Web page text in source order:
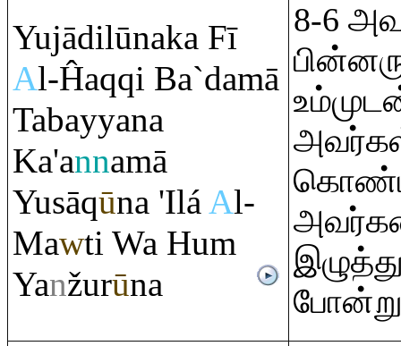
Yujādilūnaka Fī
Al-Ĥaqqi Ba`damā
Tabayyana
Ka'annamā
Yusāqūna 'IláAl-
Mawti Wa Hum
Yanžurūna
8-6